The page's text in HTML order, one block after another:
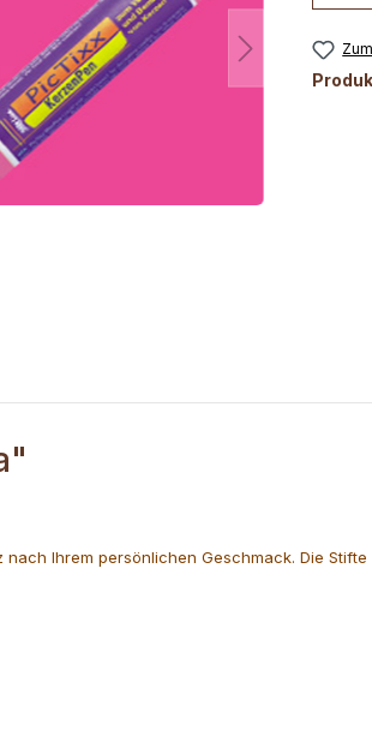
Ihrem persönlichen Geschmack. Die